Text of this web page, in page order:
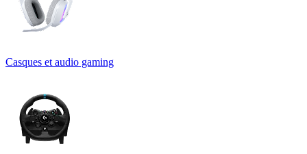
Casques et audio gaming